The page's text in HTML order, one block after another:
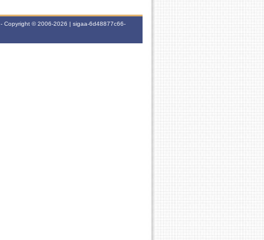
Copyright © 2006-2026 | sigaa-6d48877c66-